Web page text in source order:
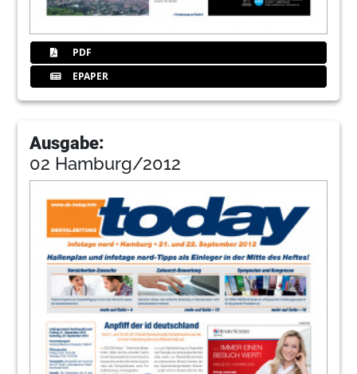
PDF
EPAPER
Ausgabe:
02 Hamburg/2012